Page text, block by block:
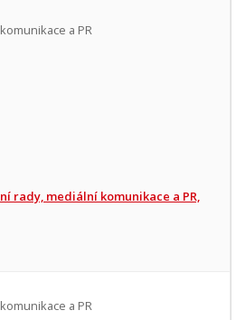
a PR
rady, mediální komunikace a PR,
a PR